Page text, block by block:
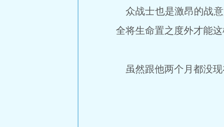
众战士也是激昂的战意
全将生命置之度外才能这
虽然跟他两个月都没现